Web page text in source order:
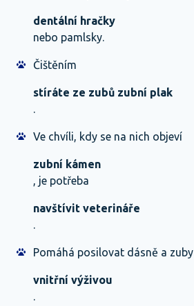
dentální hračky
nebo pamlsky.
Čištěním
stíráte ze zubů zubní plak
.
Ve chvíli, kdy se na nich objeví
zubní kámen
, je potřeba
navštívit veterináře
.
Pomáhá posilovat dásně a zuby
vnitřní výživou
.